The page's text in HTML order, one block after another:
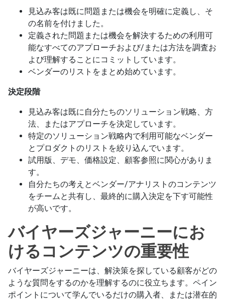
見込み客は既に問題または機会を明確に定義し、そ
の名前を付けました。
定義された問題または機会を解決するための利用可
能なすべてのアプローチおよび/または方法を調査お
よび理解することにコミットしています。
ベンダーのリストをまとめ始めています。
決定段階
見込み客は既に自分たちのソリューション戦略、方
法、またはアプローチを決定しています。
特定のソリューション戦略内で利用可能なベンダー
とプロダクトのリストを絞り込んでいます。
試用版、デモ、価格設定、顧客参照に関心がありま
す。
自分たちの考えとベンダー/アナリストのコンテンツ
をチームと共有し、最終的に購入決定を下す可能性
が高いです。
バイヤーズジャーニーにお
けるコンテンツの重要性
バイヤーズジャーニーは、解決策を探している顧客がどの
ような質問をするのかを理解するのに役立ちます。ペイン
ポイントについて学んでいるだけの購入者、または潜在的